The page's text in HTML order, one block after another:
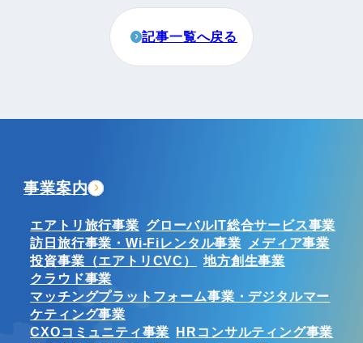
記事一覧へ戻る
事業案内
エアトリ旅行事業 グローバルIT総合サービス事業
訪日旅行事業・Wi-Fiレンタル事業
メディア事業
投資事業（エアトリCVC）
地方創生事業
クラウド事業
マッチングプラットフォーム事業・デジタルマー
ケティング事業
CXOコミュニティ事業 HRコンサルティング事業